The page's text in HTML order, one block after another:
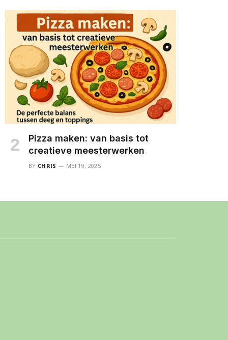
Pizza maken: van basis tot
creatieve meesterwerken
BY CHRIS MEI 19, 2025